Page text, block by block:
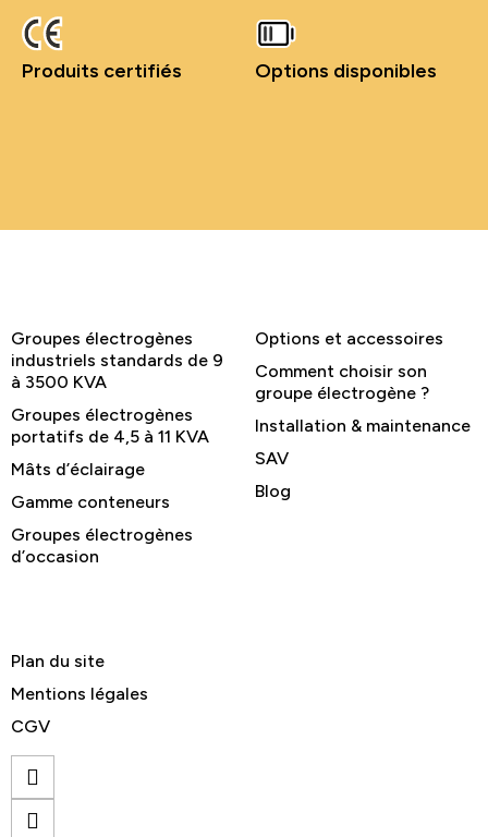
Produits certifiés Options disponibles
Groupes électrogènes
industriels standards de 9
à 3500 KVA
Groupes électrogènes
portatifs de 4,5 à 11 KVA
Mâts d’éclairage
Gamme conteneurs
Groupes électrogènes
d’occasion
Options et accessoires
Comment choisir son
groupe électrogène ?
Installation & maintenance
SAV
Blog
Plan du site
Mentions légales
CGV